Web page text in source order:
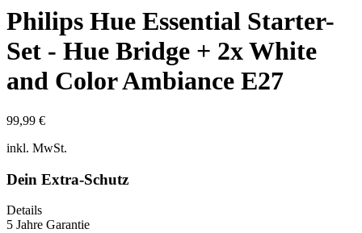
Philips Hue Essential Starter-
Set - Hue Bridge + 2x White
and Color Ambiance E27
99,99 €
inkl. MwSt.
Dein Extra-Schutz
Details
5 Jahre Garantie